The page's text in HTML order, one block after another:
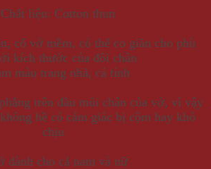
liệu: Cotton thun
cổ vớ mềm, có thể co giãn cho phù
kích thước của đôi chân
màu trang nhã, cá tính
trên đầu mũi chân của vớ, vì vậy
hề có cảm giác bị cộm hay khó
chịu
dành cho cả nam và nữ